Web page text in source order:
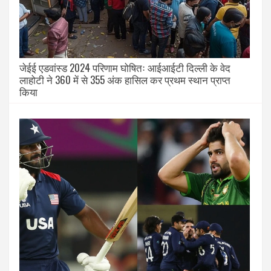
जेईई एडवांस्ड 2024 परिणाम घोषितः आईआईटी दिल्ली के वेद
लाहोटी ने 360 में से 355 अंक हासिल कर प्रथम स्थान प्राप्त
किया